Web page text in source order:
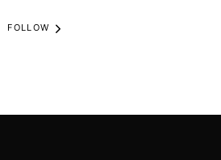
FOLLOW